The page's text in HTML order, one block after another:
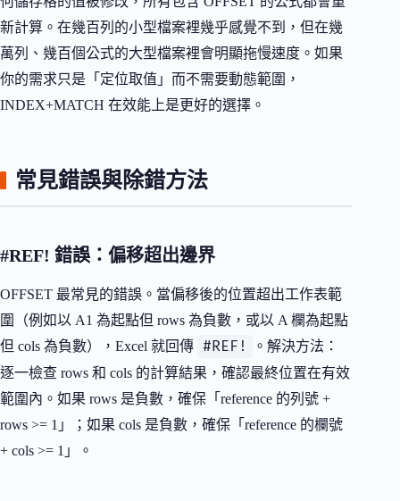
新計算。在幾百列的小型檔案裡幾乎感覺不到，但在幾
萬列、幾百個公式的大型檔案裡會明顯拖慢速度。如果
你的需求只是「定位取值」而不需要動態範圍，
INDEX+MATCH 在效能上是更好的選擇。
常見錯誤與除錯方法
#REF! 錯誤：偏移超出邊界
OFFSET 最常見的錯誤。當偏移後的位置超出工作表範
圍（例如以 A1 為起點但 rows 為負數，或以 A 欄為起點
但 cols 為負數），Excel 就回傳 #REF!
。解決方法：
逐一檢查 rows 和 cols 的計算結果，確認最終位置在有效
範圍內。如果 rows 是負數，確保「reference 的列號 +
rows >= 1」；如果 cols 是負數，確保「reference 的欄號
+ cols >= 1」。